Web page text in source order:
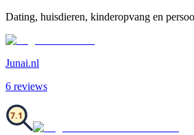
Dating, huisdieren, kinderopvang en
Junai.nl
6 reviews
7.1